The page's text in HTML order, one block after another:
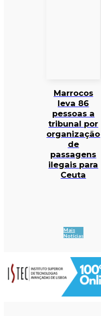
Marrocos
leva 86
pessoas a
tribunal por
organização
de
passagens
ilegais para
Ceuta
Mais
Notícias